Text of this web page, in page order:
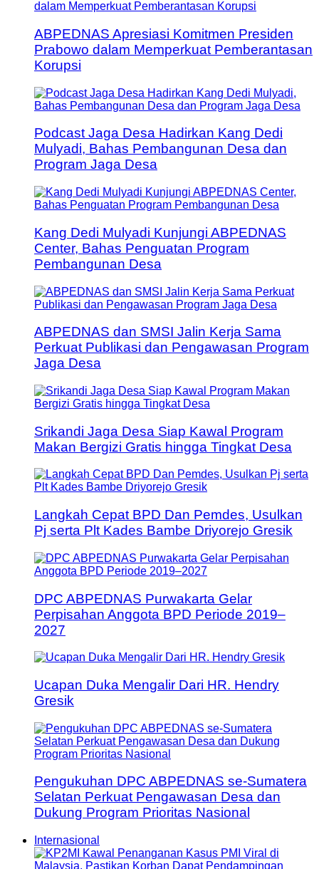
ABPEDNAS Apresiasi Komitmen Presiden
Prabowo dalam Memperkuat Pemberantasan
Korupsi
Podcast Jaga Desa Hadirkan Kang Dedi
Mulyadi, Bahas Pembangunan Desa dan
Program Jaga Desa
Kang Dedi Mulyadi Kunjungi ABPEDNAS
Center, Bahas Penguatan Program
Pembangunan Desa
ABPEDNAS dan SMSI Jalin Kerja Sama
Perkuat Publikasi dan Pengawasan Program
Jaga Desa
Srikandi Jaga Desa Siap Kawal Program
Makan Bergizi Gratis hingga Tingkat Desa
Langkah Cepat BPD Dan Pemdes, Usulkan
Pj serta Plt Kades Bambe Driyorejo Gresik
DPC ABPEDNAS Purwakarta Gelar
Perpisahan Anggota BPD Periode 2019–
2027
Ucapan Duka Mengalir Dari HR. Hendry
Gresik
Pengukuhan DPC ABPEDNAS se-Sumatera
Selatan Perkuat Pengawasan Desa dan
Dukung Program Prioritas Nasional
Internasional